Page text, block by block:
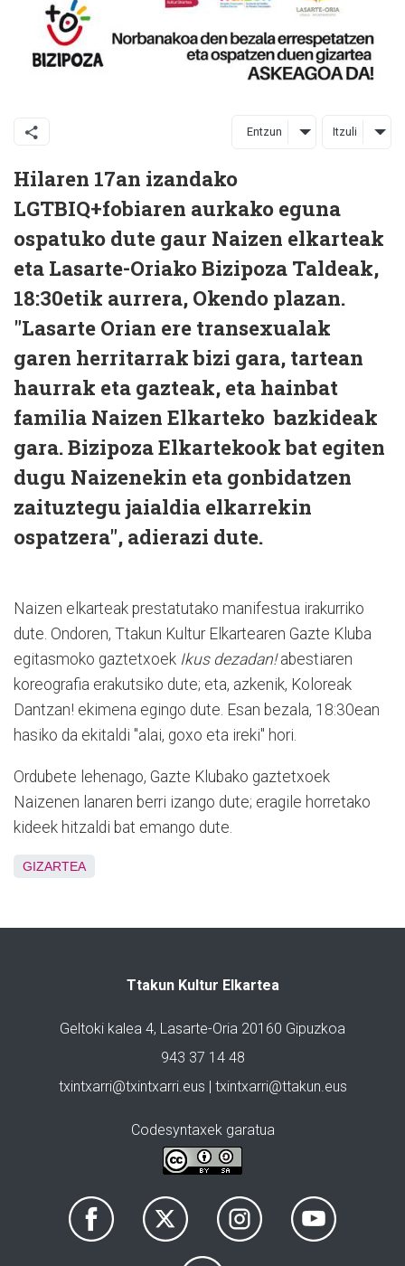
Entzun Itzuli
Hilaren 17an izandako
LGTBIQ+fobiaren aurkako eguna
ospatuko dute gaur Naizen elkarteak
eta Lasarte-Oriako Bizipoza Taldeak,
18:30etik aurrera, Okendo plazan.
"Lasarte Orian ere transexualak
garen herritarrak bizi gara, tartean
haurrak eta gazteak, eta hainbat
familia Naizen Elkarteko bazkideak
gara. Bizipoza Elkartekook bat egiten
dugu Naizenekin eta gonbidatzen
zaituztegu jaialdia elkarrekin
ospatzera", adierazi dute.
Naizen elkarteak prestatutako manifestua irakurriko
dute. Ondoren, Ttakun Kultur Elkartearen Gazte Kluba
egitasmoko gaztetxoek Ikus dezadan!abestiaren
koreografia erakutsiko dute; eta, azkenik, Koloreak
Dantzan! ekimena egingo dute. Esan bezala, 18:30ean
hasiko da ekitaldi "alai, goxo eta ireki" hori.
Ordubete lehenago, Gazte Klubako gaztetxoek
Naizenen lanaren berri izango dute; eragile horretako
kideek hitzaldi bat emango dute.
GIZARTEA
Ttakun Kultur Elkartea
Geltoki kalea 4, Lasarte-Oria 20160 Gipuzkoa
943 37 14 48
txintxarri@txintxarri.eus | txintxarri@ttakun.eus
Codesyntaxek garatua